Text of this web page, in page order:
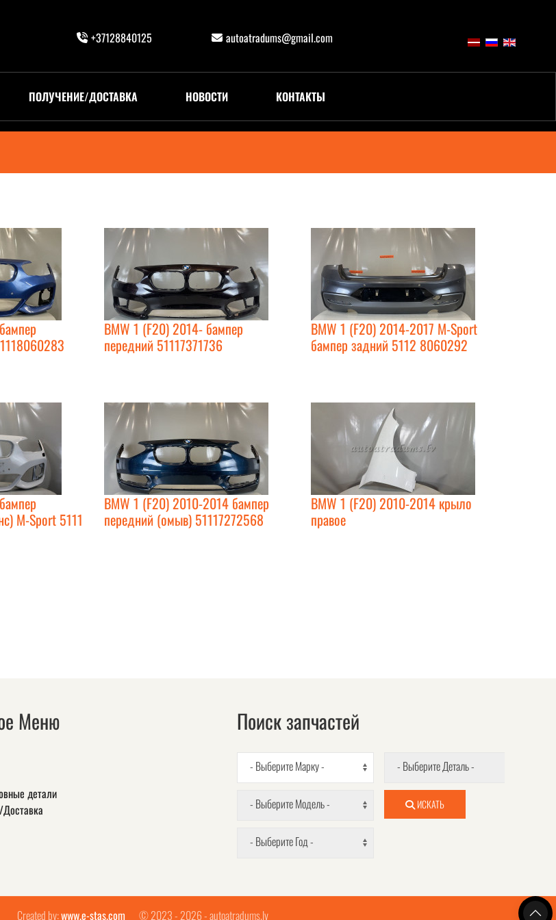
+37128840125 autoatradums@gmail.com
ПОЛУЧЕНИЕ/ДОСТАВКА НОВОСТИ КОНТАКТЫ
BMW 1 (F20) 2014- бампер
передний 51117371736
BMW 1 (F20) 2014-2017 M-Sport
бампер задний 5112 8060292
M-Sport 5111
BMW 1 (F20) 2010-2014 бампер
передний (омыв) 51117272568
BMW 1 (F20) 2010-2014 крыло
правое
Меню
детали
Поиск запчастей
- Выберите Марку -
- Выберите Модель -
- Выберите Год -
- Выберите Деталь -
ИСКАТЬ
Created by:www.e-stas.com © 2023 - 2026 - autoatradums.lv